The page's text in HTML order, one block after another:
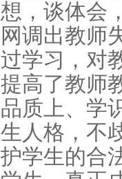
想，谈体会
网调出教师
过学习，对
提高了教师
品质上、学
生人格，不
护学生的合